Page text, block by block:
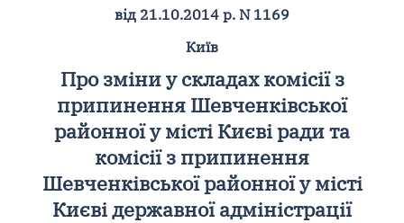
від 21.10.2014 р. N 1169
Київ
Про зміни у складах комісії з
припинення Шевченківської
районної у місті Києві ради та
комісії з припинення
Шевченківської районної у місті
Києві державної адміністрації